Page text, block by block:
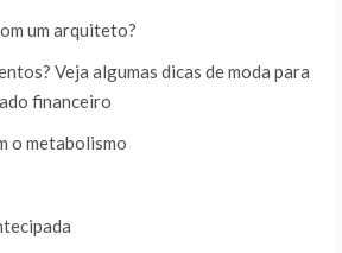
um arquiteto?
Veja algumas dicas de moda para
financeiro
o metabolismo